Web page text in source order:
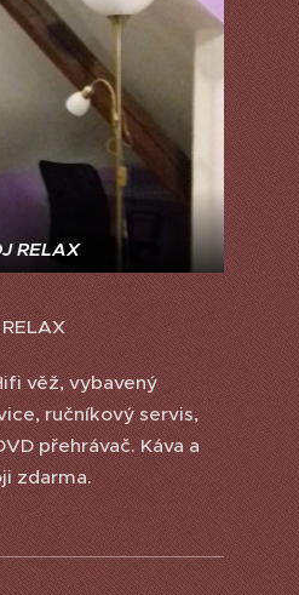
RELAX
věž, vybavený
ručníkový servis,
přehrávač. Káva a
zdarma.